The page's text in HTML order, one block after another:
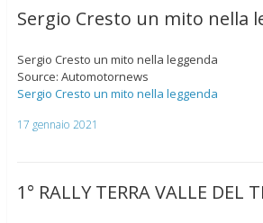
Sergio Cresto un mito nella
Sergio Cresto un mito nella leggenda
Source: Automotornews
Sergio Cresto un mito nella leggenda
17 gennaio 2021
1° RALLY TERRA VALLE DEL